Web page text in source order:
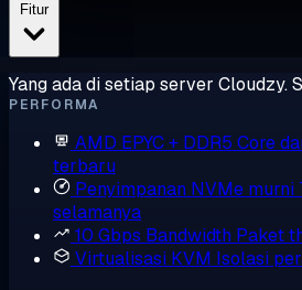
Fitur
Yang ada di setiap server Cloudzy.
PERFORMA
AMD EPYC + DDR5 Core
terbaru
Penyimpanan NVMe murni
selamanya
10 Gbps Bandwidth Paket
Virtualisasi KVM Isolasi